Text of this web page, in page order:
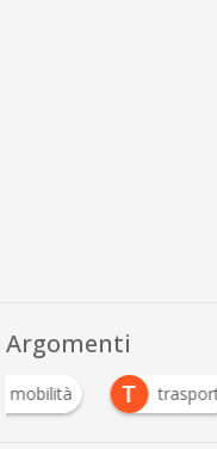
Argomenti
mobilità T